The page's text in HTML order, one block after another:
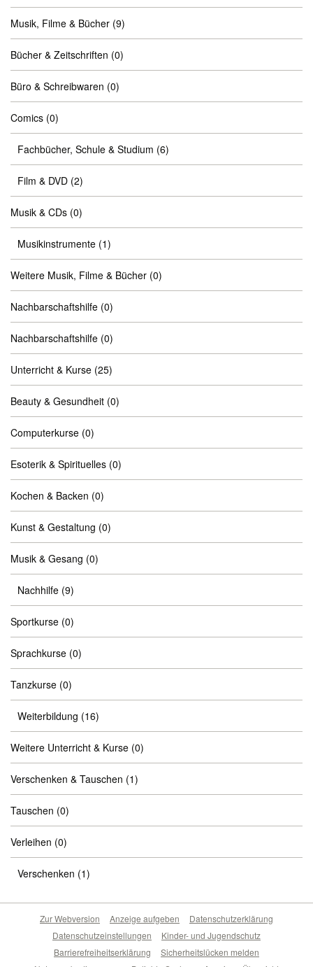
Musik, Filme & Bücher (9)
Bücher & Zeitschriften (0)
Büro & Schreibwaren (0)
Comics (0)
Fachbücher, Schule & Studium (6)
Film & DVD (2)
Musik & CDs (0)
Musikinstrumente (1)
Weitere Musik, Filme & Bücher (0)
Nachbarschaftshilfe (0)
Nachbarschaftshilfe (0)
Unterricht & Kurse (25)
Beauty & Gesundheit (0)
Computerkurse (0)
Esoterik & Spirituelles (0)
Kochen & Backen (0)
Kunst & Gestaltung (0)
Musik & Gesang (0)
Nachhilfe (9)
Sportkurse (0)
Sprachkurse (0)
Tanzkurse (0)
Weiterbildung (16)
Weitere Unterricht & Kurse (0)
Verschenken & Tauschen (1)
Tauschen (0)
Verleihen (0)
Verschenken (1)
Zur Webversion Anzeige aufgeben
Datenschutzerklärung
Datenschutzeinstellungen
Kinder- und Jugendschutz
Barrierefreiheitserklärung
Sicherheitslücken melden